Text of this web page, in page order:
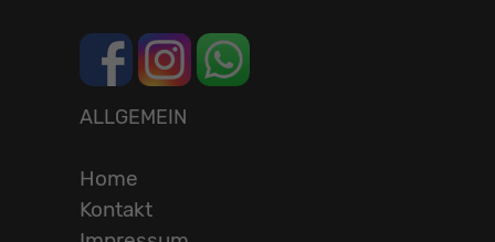
ALLGEMEIN
Home
Kontakt